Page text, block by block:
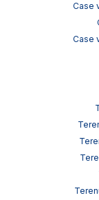
Case
Case